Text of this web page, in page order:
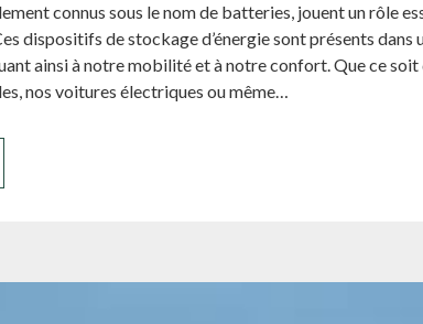
connus sous le nom de batteries, jouent un rôle
dispositifs de stockage d’énergie sont présents dans
ainsi à notre mobilité et à notre confort. Que ce soit
nos voitures électriques ou même…